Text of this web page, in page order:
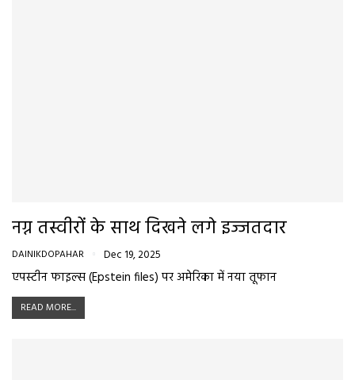
नग्न तस्वीरों के साथ दिखने लगे इज्जतदार
DAINIKDOPAHAR Dec 19, 2025
एपस्टीन फाइल्स (Epstein files) पर अमेरिका में नया तूफान
READ MORE...